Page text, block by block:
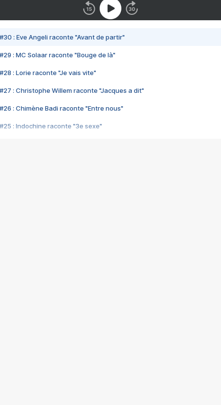
#30 : Eve Angeli raconte "Avant de partir"
#29 : MC Solaar raconte "Bouge de là"
#28 : Lorie raconte "Je vais vite"
#27 : Christophe Willem raconte "Jacques a dit"
#26 : Chimène Badi raconte "Entre nous"
#25 : Indochine raconte "3e sexe"